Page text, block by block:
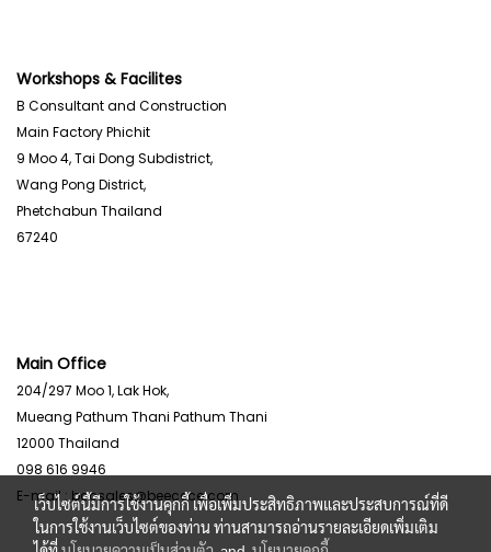
Workshops & Facilites
B Consultant and Construction
Main Factory Phichit
9 Moo 4, Tai Dong Subdistrict,
Wang Pong District,
Phetchabun Thailand
67240
Main Office
204/297 Moo 1, Lak Hok,
Mueang Pathum Thani Pathum Thani
12000 Thailand
098 616 9946
E-mail :bccsales@beecece.com
เว็บไซต์นี้มีการใช้งานคุกกี้ เพื่อเพิ่มประสิทธิภาพและประสบการณ์ที่ดี
ในการใช้งานเว็บไซต์ของท่าน ท่านสามารถอ่านรายละเอียดเพิ่มเติม